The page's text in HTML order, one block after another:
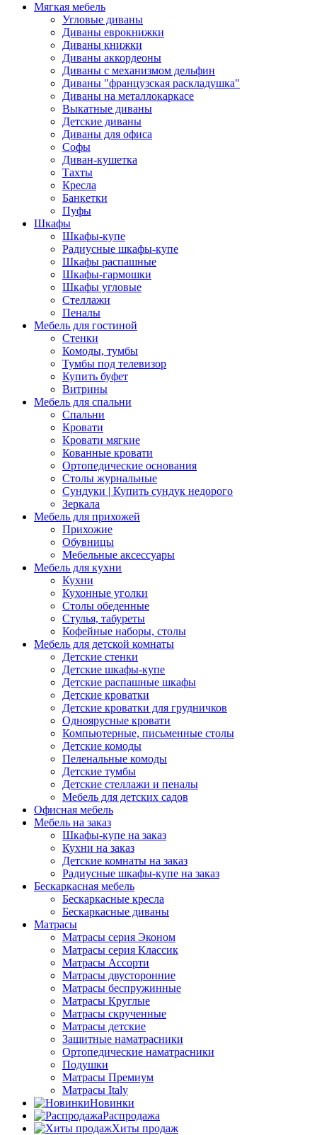
Мягкая мебель
Угловые диваны
Диваны еврокнижки
Диваны книжки
Диваны аккордеоны
Диваны с механизмом дельфин
Диваны "французская раскладушка"
Диваны на металлокаркасе
Выкатные диваны
Детские диваны
Диваны для офиса
Софы
Диван-кушетка
Тахты
Кресла
Банкетки
Пуфы
Шкафы
Шкафы-купе
Радиусные шкафы-купе
Шкафы распашные
Шкафы-гармошки
Шкафы угловые
Стеллажи
Пеналы
Мебель для гостиной
Стенки
Комоды, тумбы
Тумбы под телевизор
Купить буфет
Витрины
Мебель для спальни
Спальни
Кровати
Кровати мягкие
Кованные кровати
Ортопедические основания
Столы журнальные
Сундуки | Купить сундук недорого
Зеркала
Мебель для прихожей
Прихожие
Обувницы
Мебельные аксессуары
Мебель для кухни
Кухни
Кухонные уголки
Столы обеденные
Стулья, табуреты
Кофейные наборы, столы
Мебель для детской комнаты
Детские стенки
Детские шкафы-купе
Детские распашные шкафы
Детские кроватки
Детские кроватки для грудничков
Одноярусные кровати
Компьютерные, письменные столы
Детские комоды
Пеленальные комоды
Детские тумбы
Детские стеллажи и пеналы
Мебель для детских садов
Офисная мебель
Мебель на заказ
Шкафы-купе на заказ
Кухни на заказ
Детские комнаты на заказ
Радиусные шкафы-купе на заказ
Бескаркасная мебель
Бескаркасные кресла
Бескаркасные диваны
Матрасы
Матрасы серия Эконом
Матрасы серия Классик
Матрасы Ассорти
Матрасы двусторонние
Матрасы беспружинные
Матрасы Круглые
Матрасы скрученные
Матрасы детские
Защитные наматрасники
Ортопедические наматрасники
Подушки
Матрасы Премиум
Матрасы Italy
Новинки
Распродажа
Хиты продаж